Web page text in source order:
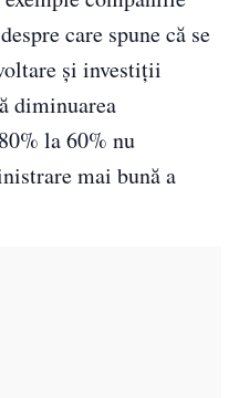
care spune că se
și investiții
diminuarea
la 60% nu
mai bună a